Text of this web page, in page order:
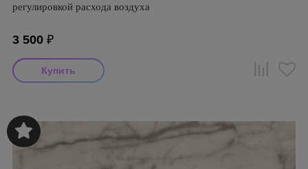
регулировкой расхода воздуха
3 500 ₽